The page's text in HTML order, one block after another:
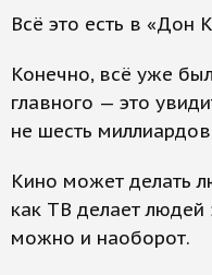
Всё это есть в «Дон
Конечно, всё уже
главного — это
не шесть
Кино может делать
как ТВ делает людей
можно и наоборот.